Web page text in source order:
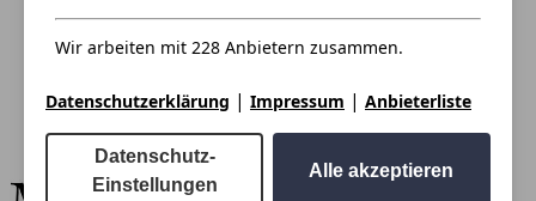
Wir arbeiten mit 228 Anbietern zusammen.
Datenschutzerklärung | Impressum | Anbieterliste
Datenschutz-
Einstellungen
Alle akzeptieren